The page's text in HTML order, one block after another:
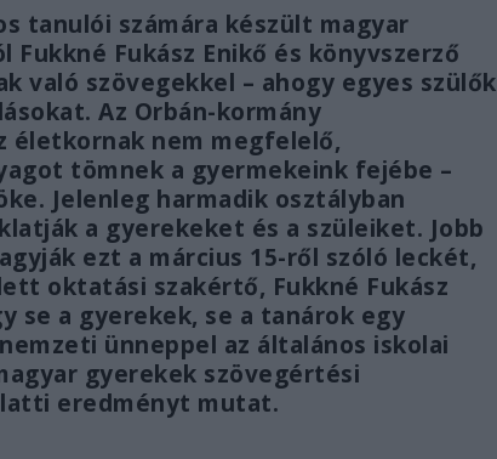
tanulói számára készült magyar
Fukász Enikő és könyvszerző
való szövegekkel – ahogy egyes szülők
Az Orbán-kormány
életkornak nem megfelelő,
tömnek a gyermekeink fejébe –
Jelenleg harmadik osztályban
a gyerekeket és a szüleiket. Jobb
ezt a március 15-ről szóló leckét,
oktatási szakértő, Fukkné Fukász
se a gyerekek, se a tanárok egy
ünneppel az általános iskolai
gyerekek szövegértési
eredményt mutat.